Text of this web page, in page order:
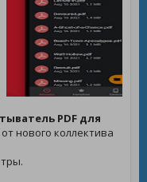
PDF для
от нового коллектива